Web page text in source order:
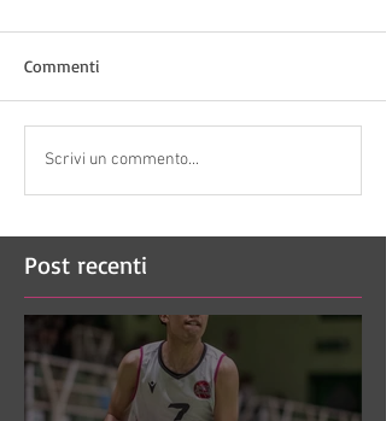
Commenti
Scrivi un commento...
Post recenti